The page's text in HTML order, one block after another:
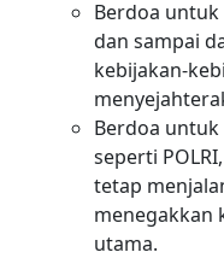
Berdoa untuk
dan sampai
kebijakan-
Berdoa
seperti
tetap
menegakkan
utama.